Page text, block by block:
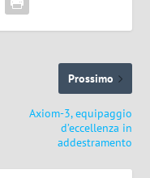
Prossimo
Axiom-3, equipaggio
d’eccellenza in
addestramento